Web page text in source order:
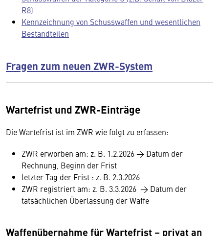
R8)
Kennzeichnung von Schusswaffen und wesentlichen
Bestandteilen
Fragen zum neuen ZWR-System
Wartefrist und ZWR-Einträge
Die Wartefrist ist im ZWR wie folgt zu erfassen:
ZWR erworben am: z. B. 1.2.2026 → Datum der
Rechnung, Beginn der Frist
letzter Tag der Frist : z. B. 2.3.2026
ZWR registriert am: z. B. 3.3.2026 → Datum der
tatsächlichen Überlassung der Waffe
Waffenübernahme für Wartefrist – privat an